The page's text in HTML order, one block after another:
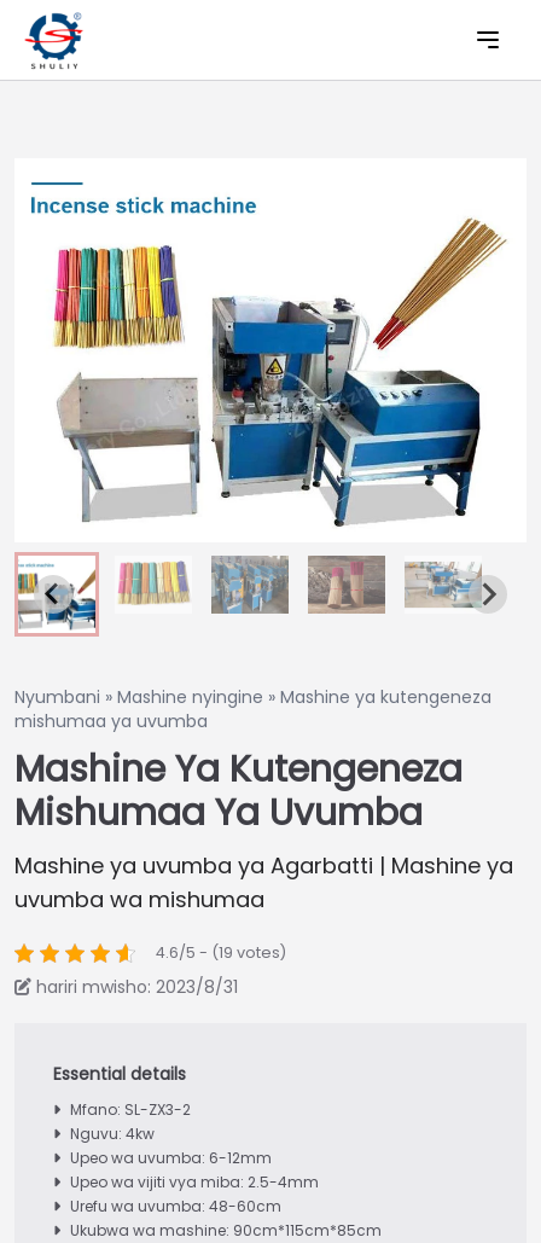
Nyumbani » Mashine nyingine » Mashine ya kutengeneza
mishumaa ya uvumba
Mashine Ya Kutengeneza
Mishumaa Ya Uvumba
Mashine ya uvumba ya Agarbatti | Mashine ya
uvumba wa mishumaa
4.6/5 - (19 votes)
hariri mwisho: 2023/8/31
Mfano: SL-ZX3-2
Nguvu: 4kw
Upeo wa uvumba: 6-12mm
Upeo wa vijiti vya miba: 2.5-4mm
Urefu wa uvumba: 48-60cm
Ukubwa wa mashine: 90cm*115cm*85cm